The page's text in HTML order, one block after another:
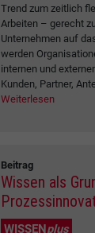
Trend zum zeitlich
Arbeiten – gerecht
Unternehmen auf
werden
internen und
Kunden, Partner,
Weiterlesen
Beitrag
Wissen als
WISSENplus